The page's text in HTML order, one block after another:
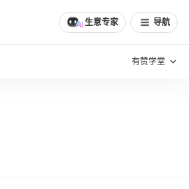
生意专家 导航
有赞学堂